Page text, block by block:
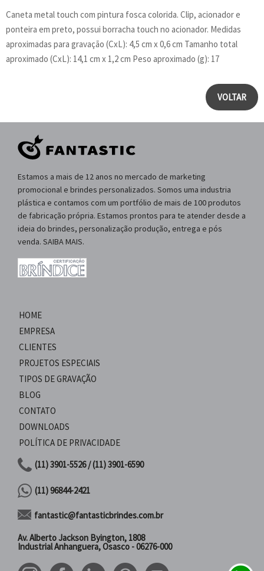
Caneta metal touch com pintura fosca colorida. Clip, acionador e
ponteira em preto, possui borracha touch no acionador. Medidas
aproximadas para gravação (CxL): 4,5 cm x 0,6 cm Tamanho total
aproximado (CxL): 14,1 cm x 1,2 cm Peso aproximado (g): 17
VOLTAR
Estamos a mais de 12 anos no mercado de marketing
promocional e brindes personalizados. Somos uma industria
plástica e contamos com um portfólio de mais de 100 produtos
de fabricação própria. Estamos prontos para te atender desde a
ideia do brindes, personalização produção, entrega e pós
venda. SAIBA MAIS.
HOME
EMPRESA
CLIENTES
PROJETOS ESPECIAIS
TIPOS DE GRAVAÇÃO
BLOG
CONTATO
DOWNLOADS
POLÍTICA DE PRIVACIDADE
(11) 3901-5526 / (11) 3901-6590
(11) 96844-2421
fantastic@fantasticbrindes.com.br
Av. Alberto Jackson Byington, 1808
Industrial Anhanguera, Osasco - 06276-000